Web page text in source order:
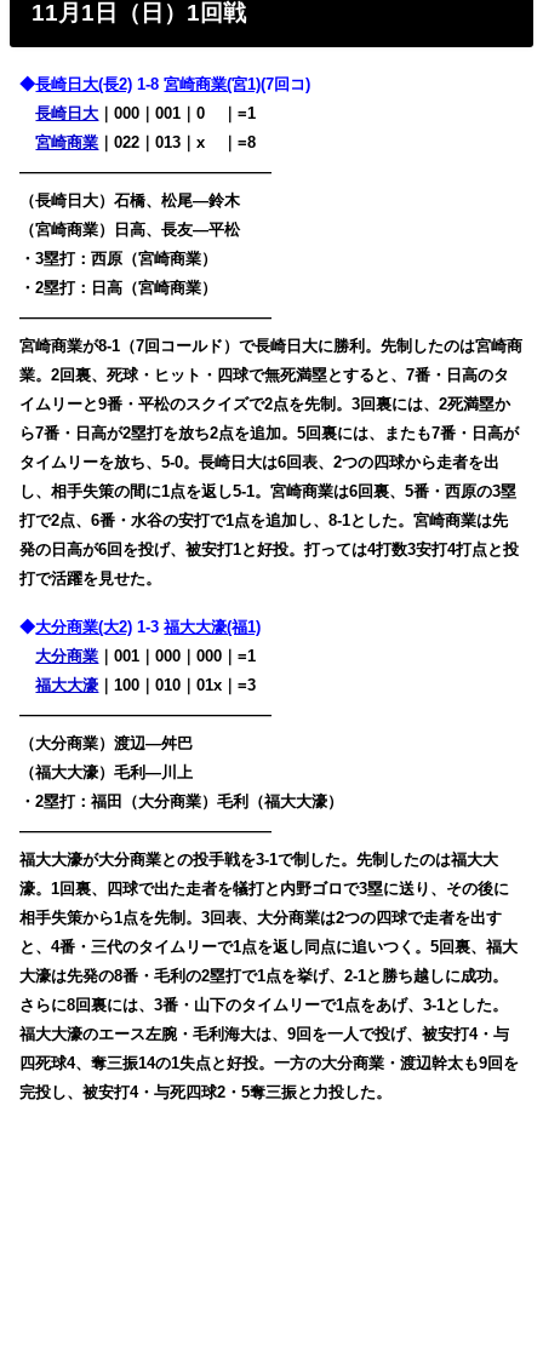
11月1日（日）1回戦
◆長崎日大(長2) 1-8宮崎商業(宮1)(7回コ)
長崎日大 ｜000｜001｜0
｜=1
宮崎商業 ｜022｜013｜x
｜=8
————————————————
（長崎日大）石橋、松尾―鈴木
（宮崎商業）日高、長友―平松
・3塁打：西原（宮崎商業）
・2塁打：日高（宮崎商業）
————————————————
宮崎商業が8-1（7回コールド）で長崎日大に勝利。先制したのは宮崎商
業。2回裏、死球・ヒット・四球で無死満塁とすると、7番・日高のタ
イムリーと9番・平松のスクイズで2点を先制。3回裏には、2死満塁か
ら7番・日高が2塁打を放ち2点を追加。5回裏には、またも7番・日高が
タイムリーを放ち、5-0。長崎日大は6回表、2つの四球から走者を出
し、相手失策の間に1点を返し5-1。宮崎商業は6回裏、5番・西原の3塁
打で2点、6番・水谷の安打で1点を追加し、8-1とした。宮崎商業は先
発の日高が6回を投げ、被安打1と好投。打っては4打数3安打4打点と投
打で活躍を見せた。
◆大分商業(大2) 1-3福大大濠(福1)
大分商業 ｜001｜000｜000｜=1
福大大濠 ｜100｜010｜01x｜=3
————————————————
（大分商業）渡辺―舛巴
（福大大濠）毛利―川上
・2塁打：福田（大分商業）毛利（福大大濠）
————————————————
福大大濠が大分商業との投手戦を3-1で制した。先制したのは福大大
濠。1回裏、四球で出た走者を犠打と内野ゴロで3塁に送り、その後に
相手失策から1点を先制。3回表、大分商業は2つの四球で走者を出す
と、4番・三代のタイムリーで1点を返し同点に追いつく。5回裏、福大
大濠は先発の8番・毛利の2塁打で1点を挙げ、2-1と勝ち越しに成功。
さらに8回裏には、3番・山下のタイムリーで1点をあげ、3-1とした。
福大大濠のエース左腕・毛利海大は、9回を一人で投げ、被安打4・与
四死球4、奪三振14の1失点と好投。一方の大分商業・渡辺幹太も9回を
完投し、被安打4・与死四球2・5奪三振と力投した。